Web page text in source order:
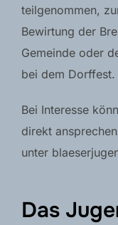
teilgenommen,
Bewirtung der
Gemeinde oder
bei dem Dorffest.
Bei Interesse
direkt
unter
Das